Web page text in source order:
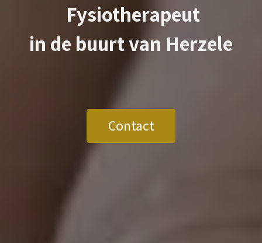
Fysiotherapeut
in de buurt van Herzele
Contact